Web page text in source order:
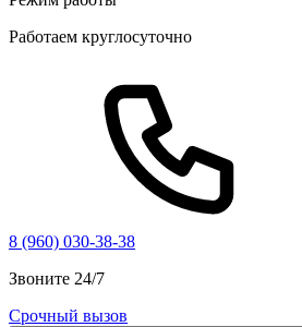
Работаем круглосуточно
8 (960) 030-38-38
Звоните 24/7
Срочный вызов